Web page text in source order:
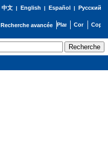
中文| English | Español | Русский
Recherche avancée